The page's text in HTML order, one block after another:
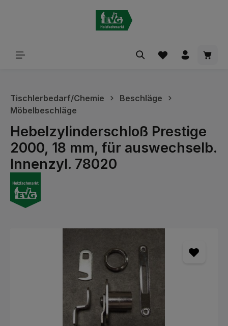
Tischlerbedarf/Chemie
Beschläge
Möbelbeschläge
Hebelzylinderschloß Prestige
2000, 18 mm, für auswechselb.
Innenzyl. 78020